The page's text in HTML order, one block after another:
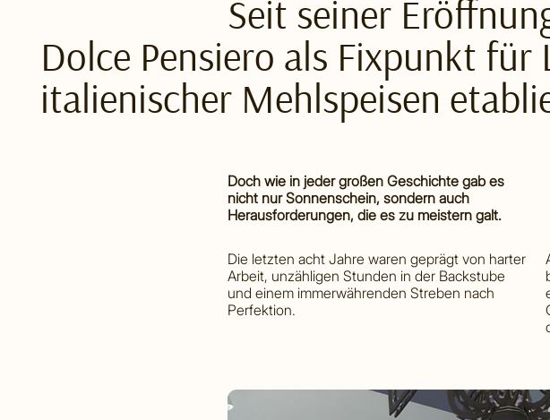
Seit seiner
Dolce Pensiero als Fixpunkt für
italienischer Mehlspeisen
Doch wie in jeder großen Geschichte gab es
nicht nur Sonnenschein, sondern auch
Herausforderungen, die es zu meistern galt.
Die letzten acht Jahre waren geprägt von harter
Arbeit, unzähligen Stunden in der Backstube
und einem immerwährenden Streben nach
Perfektion.